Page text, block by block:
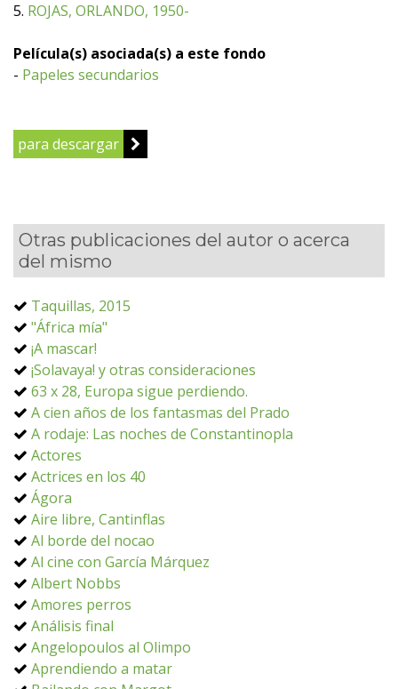
5. ROJAS, ORLANDO, 1950-
Película(s) asociada(s) a este fondo
- Papeles secundarios
para descargar
Otras publicaciones del autor o acerca
del mismo
Taquillas, 2015
"África mía"
¡A mascar!
¡Solavaya! y otras consideraciones
63 x 28, Europa sigue perdiendo.
A cien años de los fantasmas del Prado
A rodaje: Las noches de Constantinopla
Actores
Actrices en los 40
Ágora
Aire libre, Cantinflas
Al borde del nocao
Al cine con García Márquez
Albert Nobbs
Amores perros
Análisis final
Angelopoulos al Olimpo
Aprendiendo a matar